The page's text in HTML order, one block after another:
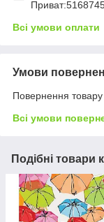
Всі умови оплати
Умови
Повернення
Всі умови
Подібні товари